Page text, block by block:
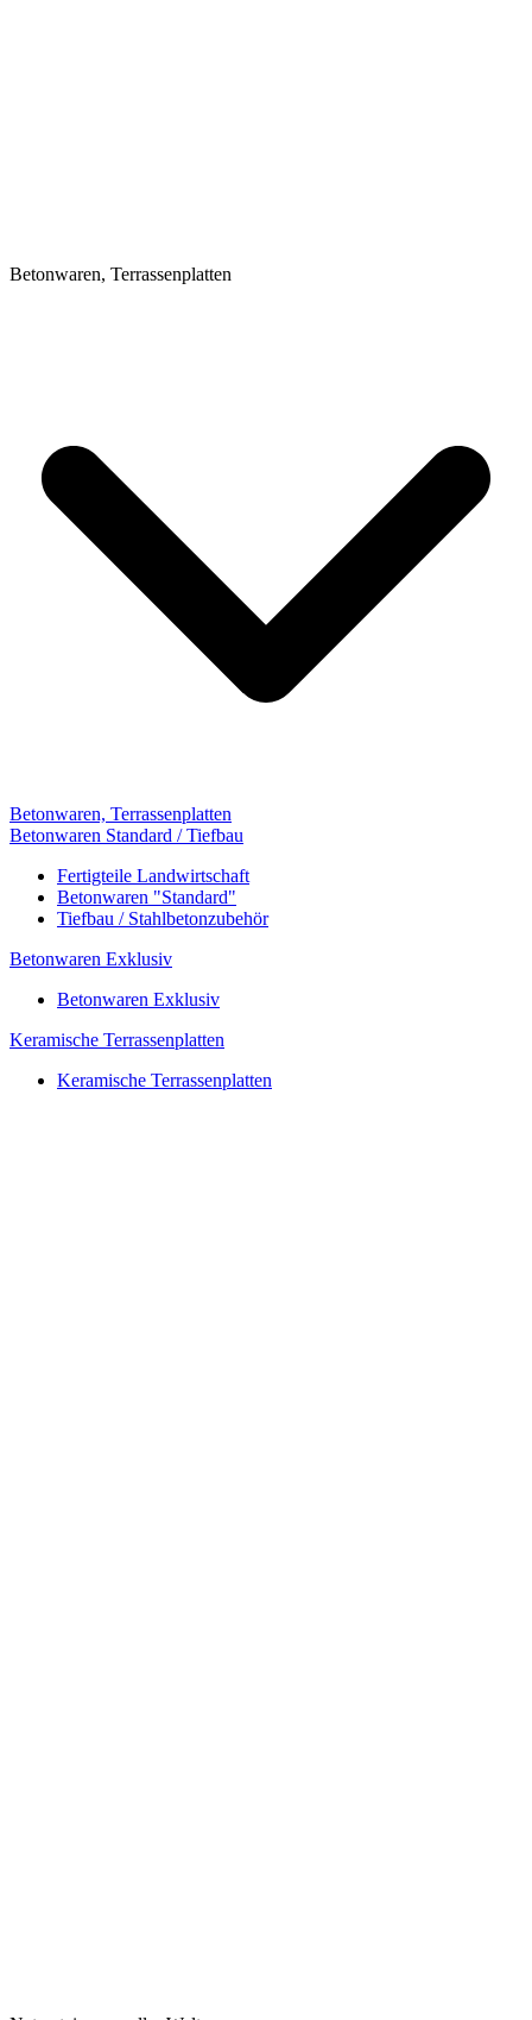
Betonwaren, Terrassenplatten
Betonwaren, Terrassenplatten
Betonwaren Standard / Tiefbau
Fertigteile Landwirtschaft
Betonwaren "Standard"
Tiefbau / Stahlbetonzubehör
Betonwaren Exklusiv
Betonwaren Exklusiv
Keramische Terrassenplatten
Keramische Terrassenplatten